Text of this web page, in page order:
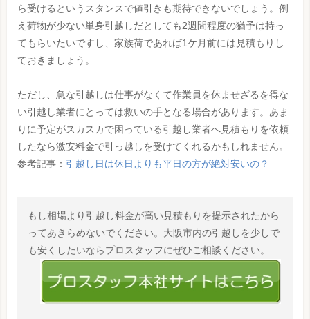
ら受けるというスタンスで値引きも期待できないでしょう。例
え荷物が少ない単身引越しだとしても2週間程度の猶予は持っ
てもらいたいですし、家族荷であれば1ケ月前には見積もりし
ておきましょう。
ただし、急な引越しは仕事がなくて作業員を休ませざるを得な
い引越し業者にとっては救いの手となる場合があります。あま
りに予定がスカスカで困っている引越し業者へ見積もりを依頼
したなら激安料金で引っ越しを受けてくれるかもしれません。
参考記事： 引越し日は休日よりも平日の方が絶対安いの？
もし相場より引越し料金が高い見積もりを提示されたから
ってあきらめないでください。大阪市内の引越しを少しで
も安くしたいならプロスタッフにぜひご相談ください。